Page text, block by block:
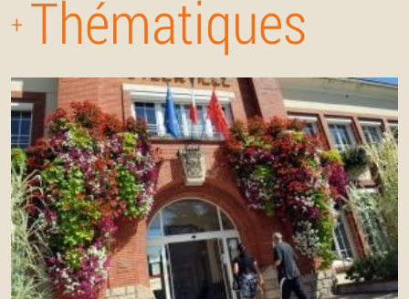
+ Thématiques